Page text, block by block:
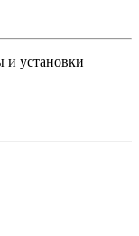
и установки